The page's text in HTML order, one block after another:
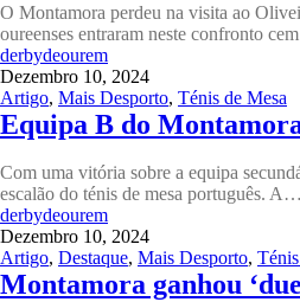
O Montamora perdeu na visita ao
oureenses entraram neste confronto
derbydeourem
Dezembro 10, 2024
Artigo, Mais Desporto, Ténis de Mesa
Equipa B do
Com uma vitória sobre a equipa
escalão do ténis de mesa português. A…
derbydeourem
Dezembro 10, 2024
Artigo, Destaque, Mais Desporto,
Montamora ganhou